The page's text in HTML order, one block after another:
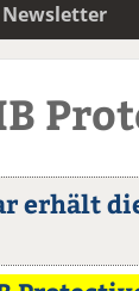
Newsletter
erhält